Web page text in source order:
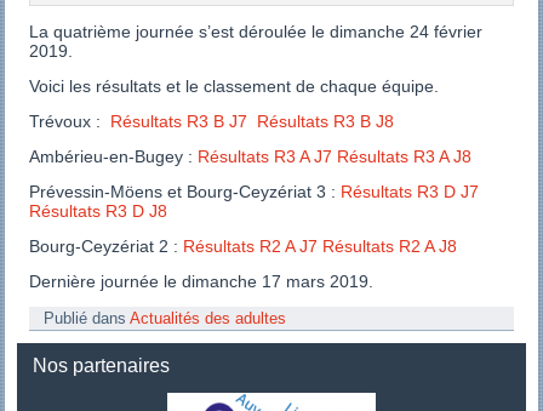
La quatrième journée s’est déroulée le dimanche 24 février
2019.
Voici les résultats et le classement de chaque équipe.
Trévoux : Résultats R3 B J7
Résultats R3 B J8
Ambérieu-en-Bugey : Résultats R3 A J7 Résultats R3 A J8
Prévessin-Möens et Bourg-Ceyzériat 3 : Résultats R3 D J7
Résultats R3 D J8
Bourg-Ceyzériat 2 : Résultats R2 A J7 Résultats R2 A J8
Dernière journée le dimanche 17 mars 2019.
Publié dans Actualités des adultes
Nos partenaires